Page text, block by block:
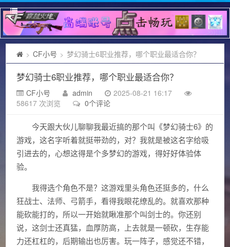
> CF小号 > 梦幻骑士6职业推荐，哪个职业最适合你？
梦幻骑士6职业推荐，哪个职业最适合你？
CF小号 admin
2025-08-21 16:17
58617 次浏览
0个评论
今天跟大伙儿聊聊我最近搞的那个叫《梦幻骑士6》的
游戏，这名字听着就挺带劲的，对？我就是被这名字给吸
引进去的，心想这得是个多梦幻的游戏，得好好体验体
验。
我得选个角色不是？这游戏里头角色还挺多的，什么
狂战士、法师、弓箭手，看得我眼花缭乱的。就喜欢那种
能砍能打的，所以一开始就瞅准那个叫剑士的。你还别
说，这剑士还真猛，血厚防高，上去就是一顿砍，生存能
力还杠杠的，后期输出也厉害。玩一阵子，感觉还不错，